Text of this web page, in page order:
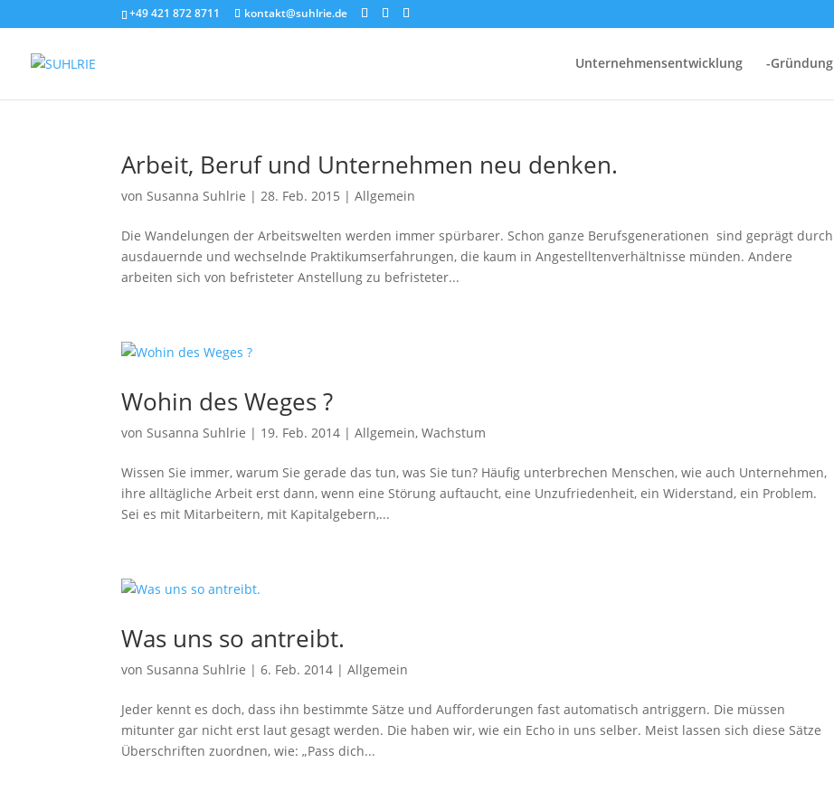
+49 421 872 8711 kontakt@suhlrie.de
Unternehmensentwicklung -Gründung
Arbeit, Beruf und Unternehmen neu denken.
vonSusanna Suhlrie |28. Feb. 2015 |Allgemein
Die Wandelungen der Arbeitswelten werden immer spürbarer. Schon ganze Berufsgenerationen sind geprägt durch
ausdauernde und wechselnde Praktikumserfahrungen, die kaum in Angestelltenverhältnisse münden. Andere
arbeiten sich von befristeter Anstellung zu befristeter...
Wohin des Weges ?
vonSusanna Suhlrie | 19. Feb. 2014 |Allgemein,Wachstum
Wissen Sie immer, warum Sie gerade das tun, was Sie tun? Häufig unterbrechen Menschen, wie auch Unternehmen,
ihre alltägliche Arbeit erst dann, wenn eine Störung auftaucht, eine Unzufriedenheit, ein Widerstand, ein Problem.
Sei es mit Mitarbeitern, mit Kapitalgebern,...
Was uns so antreibt.
vonSusanna Suhlrie |6. Feb. 2014 |Allgemein
Jeder kennt es doch, dass ihn bestimmte Sätze und Aufforderungen fast automatisch antriggern. Die müssen
mitunter gar nicht erst laut gesagt werden. Die haben wir, wie ein Echo in uns selber. Meist lassen sich diese Sätze
Überschriften zuordnen, wie: „Pass dich...